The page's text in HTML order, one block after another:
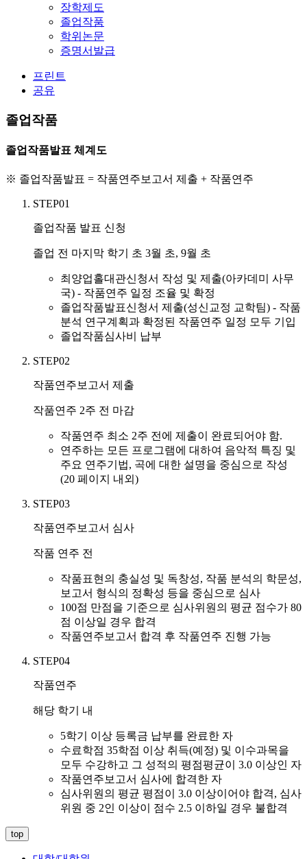
장학제도
졸업작품
학위논문
증명서발급
프린트
공유
졸업작품
졸업작품발표 체계도
※ 졸업작품발표 = 작품연주보고서 제출 + 작품연주
STEP01
졸업작품 발표 신청
졸업 전 마지막 학기 초 3월 초, 9월 초
최양업홀대관신청서 작성 및 제출(아카데미 사무
국) - 작품연주 일정 조율 및 확정
졸업작품발표신청서 제출(성신교정 교학팀) - 작품
분석 연구계획과 확정된 작품연주 일정 모두 기입
졸업작품심사비 납부
STEP02
작품연주보고서 제출
작품연주 2주 전 마감
작품연주 최소 2주 전에 제출이 완료되어야 함.
연주하는 모든 프로그램에 대하여 음악적 특징 및
주요 연주기법, 곡에 대한 설명을 중심으로 작성
(20 페이지 내외)
STEP03
작품연주보고서 심사
작품 연주 전
작품표현의 충실성 및 독창성, 작품 분석의 학문성,
보고서 형식의 정확성 등을 중심으로 심사
100점 만점을 기준으로 심사위원의 평균 점수가 80
점 이상일 경우 합격
작품연주보고서 합격 후 작품연주 진행 가능
STEP04
작품연주
해당 학기 내
5학기 이상 등록금 납부를 완료한 자
수료학점 35학점 이상 취득(예정) 및 이수과목을
모두 수강하고 그 성적의 평점평균이 3.0 이상인 자
작품연주보고서 심사에 합격한 자
심사위원의 평균 평점이 3.0 이상이어야 합격, 심사
위원 중 2인 이상이 점수 2.5 이하일 경우 불합격
top